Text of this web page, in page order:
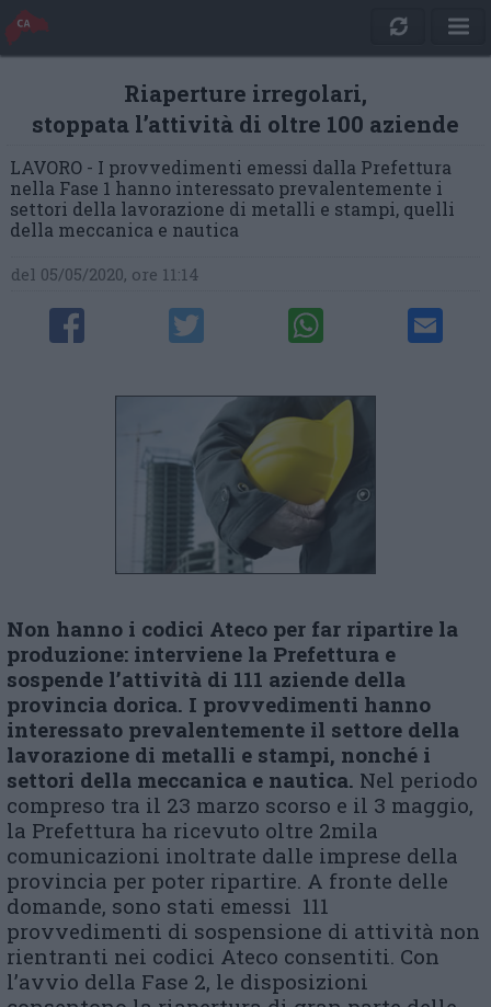
Riaperture irregolari,
stoppata l’attività di oltre 100 aziende
LAVORO - I provvedimenti emessi dalla Prefettura
nella Fase 1 hanno interessato prevalentemente i
settori della lavorazione di metalli e stampi, quelli
della meccanica e nautica
del 05/05/2020, ore 11:14
Non hanno i codici Ateco per far ripartire la
produzione: interviene la Prefettura e
sospende l’attività di 111 aziende della
provincia dorica. I provvedimenti hanno
interessato prevalentemente il settore della
lavorazione di metalli e stampi, nonché i
settori della meccanica e nautica. Nel periodo
compreso tra il 23 marzo scorso e il 3 maggio,
la Prefettura ha ricevuto oltre 2mila
comunicazioni inoltrate dalle imprese della
provincia per poter ripartire. A fronte delle
domande, sono stati emessi 111
provvedimenti di sospensione di attività non
rientranti nei codici Ateco consentiti. Con
l’avvio della Fase 2, le disposizioni